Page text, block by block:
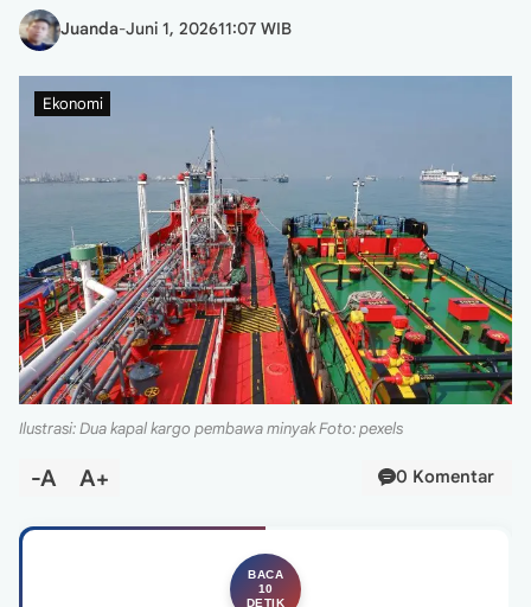
Juanda-Juni 1, 202611:07 WIB
Ekonomi
Ilustrasi: Dua kapal kargo pembawa minyak Foto: pexels
-A A+ 0 Komentar